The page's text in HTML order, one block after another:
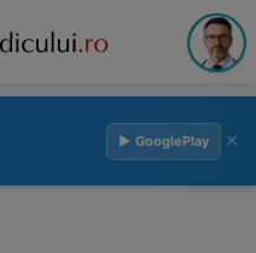
▶ GooglePlay ×